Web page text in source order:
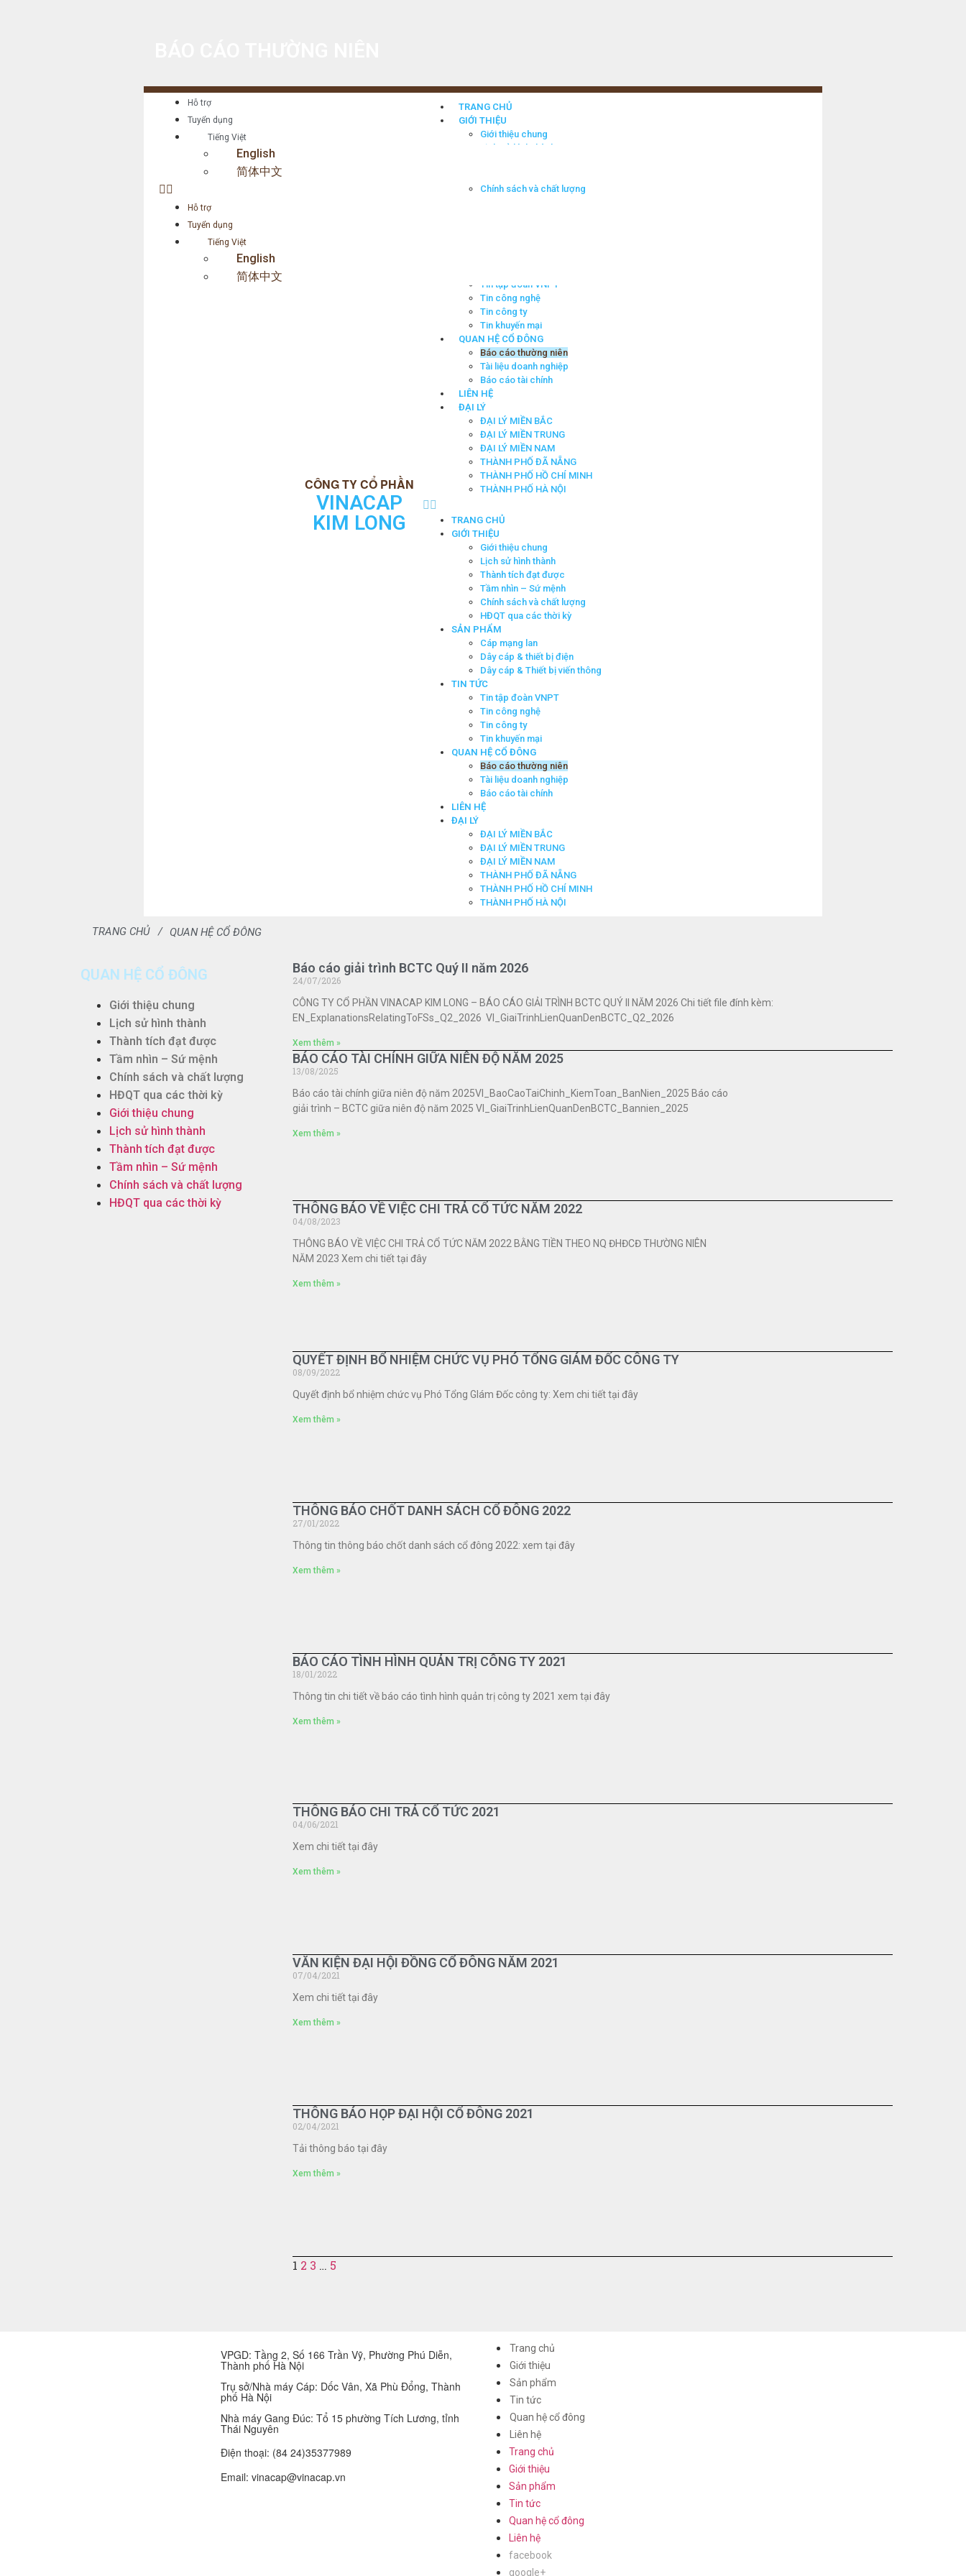
VINACAP
KIM LONG
TRANG CHỦ
GIỚI THIỆU
Giới thiệu chung
Lịch sử hình thành
Chính sách và chất lượng
Tin tập đoàn VNPT
Tin công nghệ
Tin công ty
Tin khuyến mại
QUAN HỆ CỔ ĐÔNG
Báo cáo thường niên
Tài liệu doanh nghiệp
Báo cáo tài chính
LIÊN HỆ
ĐẠI LÝ
ĐẠI LÝ MIỀN BẮC
ĐẠI LÝ MIỀN TRUNG
ĐẠI LÝ MIỀN NAM
THÀNH PHỐ ĐÃ NẴNG
THÀNH PHỐ HỒ CHÍ MINH
THÀNH PHỐ HÀ NỘI
TRANG CHỦ
GIỚI THIỆU
Giới thiệu chung
Lịch sử hình thành
Thành tích đạt được
Tầm nhìn – Sứ mệnh
Chính sách và chất lượng
HĐQT qua các thời kỳ
SẢN PHẨM
Cáp mạng lan
Dây cáp & thiết bị điện
Dây cáp & Thiết bị viến thông
TIN TỨC
Tin tập đoàn VNPT
Tin công nghệ
Tin công ty
Tin khuyến mại
QUAN HỆ CỔ ĐÔNG
Báo cáo thường niên
Tài liệu doanh nghiệp
Báo cáo tài chính
LIÊN HỆ
ĐẠI LÝ
ĐẠI LÝ MIỀN BẮC
ĐẠI LÝ MIỀN TRUNG
ĐẠI LÝ MIỀN NAM
THÀNH PHỐ ĐÃ NẴNG
THÀNH PHỐ HỒ CHÍ MINH
THÀNH PHỐ HÀ NỘI
Hỗ trợ
Tuyển dụng
Tiếng Việt
English
简体中文
Hỗ trợ
Tuyển dụng
Tiếng Việt
English
简体中文
TRANG CHỦ QUAN HỆ CỔ ĐÔNG
QUAN HỆ CỔ ĐÔNG
Giới thiệu chung
Lịch sử hình thành
Thành tích đạt được
Tầm nhìn – Sứ mệnh
Chính sách và chất lượng
HĐQT qua các thời kỳ
Giới thiệu chung
Lịch sử hình thành
Thành tích đạt được
Tầm nhìn – Sứ mệnh
Chính sách và chất lượng
HĐQT qua các thời kỳ
Báo cáo giải trình BCTC Quý II năm 2026
24/07/2026
CÔNG TY CỔ PHẦN VINACAP KIM LONG – BÁO CÁO GIẢI TRÌNH BCTC QUÝ II NĂM 2026 Chi tiết file đính kèm:
EN_ExplanationsRelatingToFSs_Q2_2026 VI_GiaiTrinhLienQuanDenBCTC_Q2_2026
Xem thêm »
BÁO CÁO TÀI CHÍNH GIỮA NIÊN ĐỘ NĂM 2025
13/08/2025
Báo cáo tài chính giữa niên độ năm 2025VI_BaoCaoTaiChinh_KiemToan_BanNien_2025 Báo cáo
giải trình – BCTC giữa niên độ năm 2025 VI_GiaiTrinhLienQuanDenBCTC_Bannien_2025
Xem thêm »
THÔNG BÁO VỀ VIỆC CHI TRẢ CỔ TỨC NĂM 2022
04/08/2023
THÔNG BÁO VỀ VIỆC CHI TRẢ CỔ TỨC NĂM 2022 BẰNG TIỀN THEO NQ ĐHĐCĐ THƯỜNG NIÊN
NĂM 2023 Xem chi tiết tại đây
Xem thêm »
QUYẾT ĐỊNH BỔ NHIỆM CHỨC VỤ PHÓ TỔNG GIÁM ĐỐC CÔNG TY
08/09/2022
Quyết định bổ nhiệm chức vụ Phó Tổng GIám Đốc công ty: Xem chi tiết tại đây
Xem thêm »
THÔNG BÁO CHỐT DANH SÁCH CỔ ĐÔNG 2022
27/01/2022
Thông tin thông báo chốt danh sách cổ đông 2022: xem tại đây
Xem thêm »
BÁO CÁO TÌNH HÌNH QUẢN TRỊ CÔNG TY 2021
18/01/2022
Thông tin chi tiết về báo cáo tình hình quản trị công ty 2021 xem tại đây
Xem thêm »
THÔNG BÁO CHI TRẢ CỔ TỨC 2021
04/06/2021
Xem chi tiết tại đây
Xem thêm »
VĂN KIỆN ĐẠI HỘI ĐỒNG CỔ ĐÔNG NĂM 2021
07/04/2021
Xem chi tiết tại đây
Xem thêm »
THÔNG BÁO HỌP ĐẠI HỘI CỔ ĐÔNG 2021
02/04/2021
Tải thông báo tại đây
Xem thêm »
1 2 3 … 5
VPGD: Tầng 2, Số 166 Trần Vỹ, Phường Phú Diễn,
Thành phố Hà Nội
Trụ sở/Nhà máy Cáp: Dốc Vân, Xã Phù Đổng, Thành
phố Hà Nội
Nhà máy Gang Đúc: Tổ 15 phường Tích Lương, tỉnh
Thái Nguyên
Điện thoại: (84 24)35377989
Email: vinacap@vinacap.vn
Trang chủ
Giới thiệu
Sản phẩm
Tin tức
Quan hệ cổ đông
Liên hệ
Trang chủ
Giới thiệu
Sản phẩm
Tin tức
Quan hệ cổ đông
Liên hệ
facebook
google+